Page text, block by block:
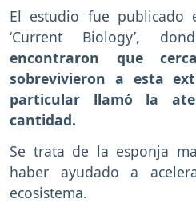
El estudio fue publicado
‘Current Biology’,
encontraron que
sobrevivieron a esta
particular llamó la
cantidad.
Se trata de la esponja
haber ayudado a
ecosistema.